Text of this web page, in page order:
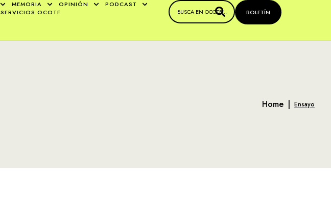
MEMORIA OPINIÓN
PODCAST
SERVICIOS OCOTE BOLETÍN
Home | Ensayo